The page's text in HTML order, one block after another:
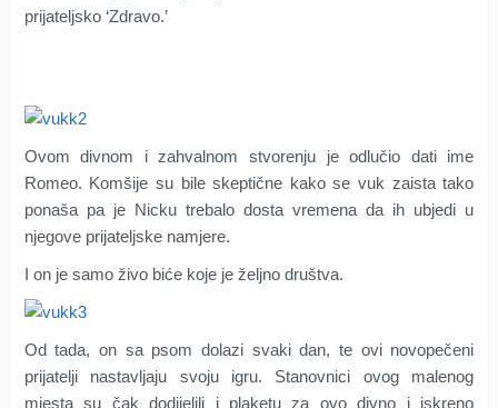
prijateljsko ‘Zdravo.’
Ovom divnom i zahvalnom stvorenju je odlučio dati ime
Romeo. Komšije su bile skeptične kako se vuk zaista tako
ponaša pa je Nicku trebalo dosta vremena da ih ubjedi u
njegove prijateljske namjere.
I on je samo živo biće koje je željno društva.
Od tada, on sa psom dolazi svaki dan, te ovi novopečeni
prijatelji nastavljaju svoju igru. Stanovnici ovog malenog
mjesta su čak dodijelili i plaketu za ovo divno i iskreno